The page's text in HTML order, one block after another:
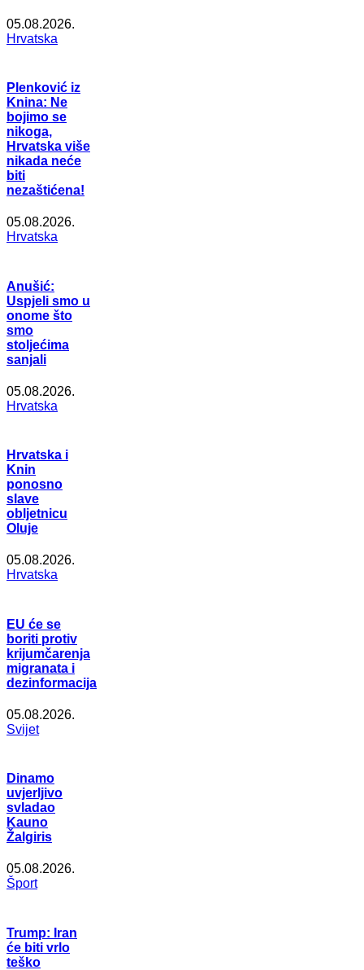
05.08.2026.
Hrvatska
Plenković iz
Knina: Ne
bojimo se
nikoga,
Hrvatska više
nikada neće
biti
nezaštićena!
05.08.2026.
Hrvatska
Anušić:
Uspjeli smo u
onome što
smo
stoljećima
sanjali
05.08.2026.
Hrvatska
Hrvatska i
Knin
ponosno
slave
obljetnicu
Oluje
05.08.2026.
Hrvatska
EU će se
boriti protiv
krijumčarenja
migranata i
dezinformacija
05.08.2026.
Svijet
Dinamo
uvjerljivo
svladao
Kauno
Žalgiris
05.08.2026.
Šport
Trump: Iran
će biti vrlo
teško